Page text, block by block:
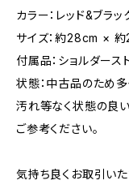
カラー：レッド&ブラ
サイズ：約28cm × 約
付属品：ショルダース
状態：中古品のため
汚れ等なく状態の良
ご参考ください。
気持ち良くお取引い